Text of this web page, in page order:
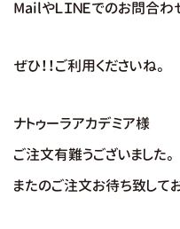
MailやＬＩＮＥでのお問合
ぜひ！！ご利用くださいね。
ナトゥーラアカデミア様
ご注文有難うございました。
またのご注文お待ち致してお